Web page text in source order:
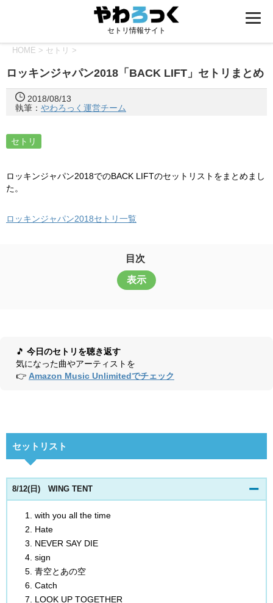
セトリ情報サイト
HOME > セトリ >
ロッキンジャパン2018「BACK LIFT」セトリまとめ
2018/08/13
執筆： やわろっく運営チーム
セトリ
ロッキンジャパン2018でのBACK LIFTのセットリストをまとめまし
た。
ロッキンジャパン2018セトリ一覧
目次
表示
🎵 今日のセトリを聴き返す
気になった曲やアーティストを
👉 Amazon Music Unlimitedでチェック
セットリスト
8/12(日) WING TENT
with you all the time
Hate
NEVER SAY DIE
sign
青空とあの空
Catch
LOOK UP TOGETHER